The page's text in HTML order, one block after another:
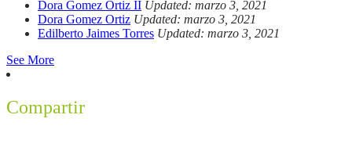
Dora Gomez Ortiz II Updated: marzo 3, 2021
Dora Gomez Ortiz Updated: marzo 3, 2021
Edilberto Jaimes Torres Updated: marzo 3, 2021
See More
Compartir